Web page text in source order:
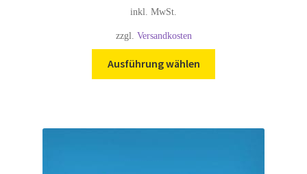
inkl. MwSt.
zzgl. Versandkosten
Ausführung wählen